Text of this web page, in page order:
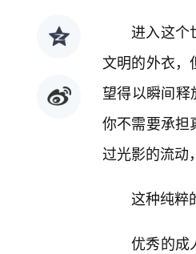
进入这个
文明的外衣，
望得以瞬间释
你不需要承担
过光影的流动
这种纯粹
优秀的成